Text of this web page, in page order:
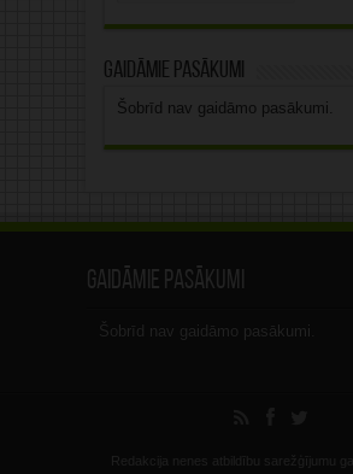
Gaidāmie pasākumi
Šobrīd nav gaidāmo pasākumi.
Gaidāmie pasākumi
Šobrīd nav gaidāmo pasākumi.
Redakcija nenes atbildību sarežģījumu